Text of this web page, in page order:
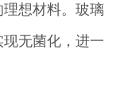
想材料。玻璃
无菌化，进一